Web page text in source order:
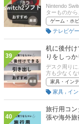
Nintendo
ターものか
ィーゲームま
まうほどです
した。小学生
紹介します
るので、ゲ
ゲーム・ホ
39
机に後付
りをしっ
デスク周り
方も少なく
し」。デスク
用できます。
付けできるも
しのおすす
家具・イン
家具
40
旅行用コ
張や海外旅